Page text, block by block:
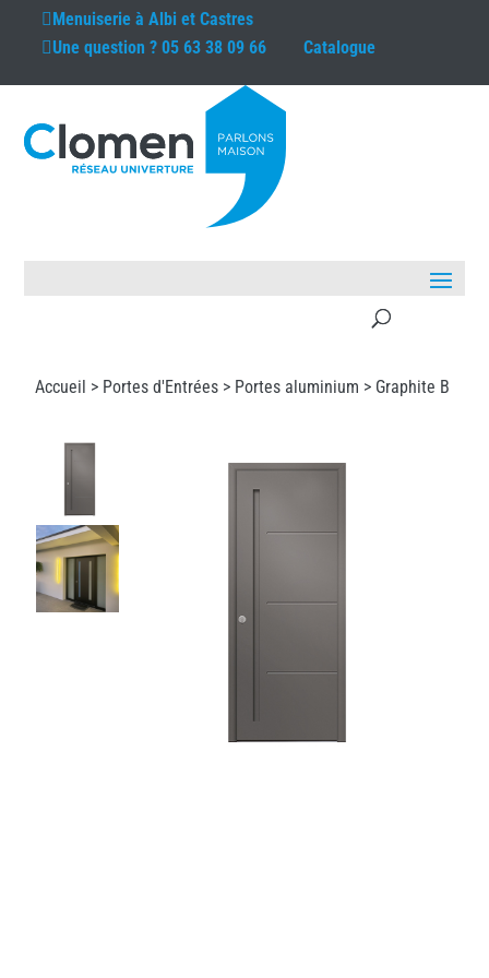
Menuiserie àAlbi et Castres
Une question ?05 63 38 09 66 Catalogue
Accueil > Portes d'Entrées > Portes aluminium > Graphite B